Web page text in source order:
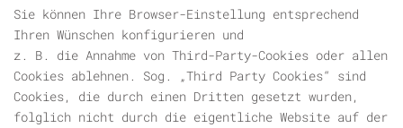
Sie können Ihre Browser-Einstellung entsprechend
Ihren Wünschen konfigurieren und
z. B. die Annahme von Third-Party-Cookies oder allen
Cookies ablehnen. Sog. „Third Party Cookies“ sind
Cookies, die durch einen Dritten gesetzt wurden,
folglich nicht durch die eigentliche Website auf der